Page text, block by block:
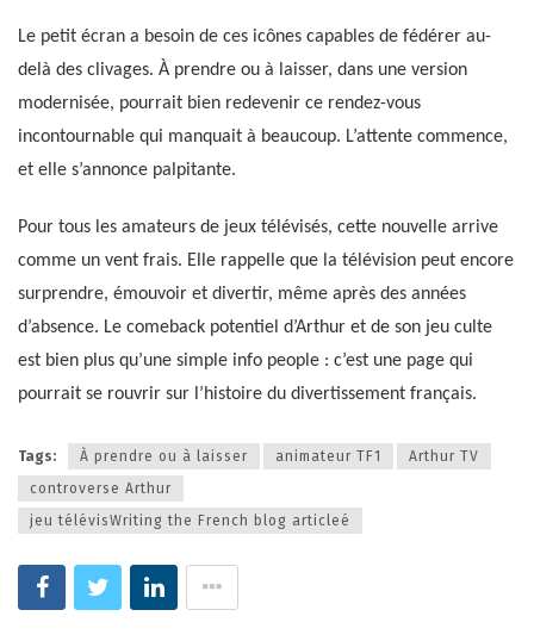
Le petit écran a besoin de ces icônes capables de fédérer au-
delà des clivages. À prendre ou à laisser, dans une version
modernisée, pourrait bien redevenir ce rendez-vous
incontournable qui manquait à beaucoup. L’attente commence,
et elle s’annonce palpitante.
Pour tous les amateurs de jeux télévisés, cette nouvelle arrive
comme un vent frais. Elle rappelle que la télévision peut encore
surprendre, émouvoir et divertir, même après des années
d’absence. Le comeback potentiel d’Arthur et de son jeu culte
est bien plus qu’une simple info people : c’est une page qui
pourrait se rouvrir sur l’histoire du divertissement français.
Tags: À prendre ou à laisser animateur TF1
Arthur TV
controverse Arthur
jeu télévisWriting the French blog articleé